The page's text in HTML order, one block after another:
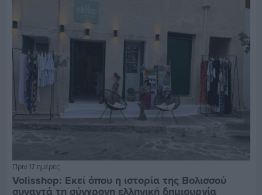
Πριν 17 ημέρες
Volisshop: Εκεί όπου η ιστορία της Βολισσού
συναντά τη σύγχρονη ελληνική δημιουργία